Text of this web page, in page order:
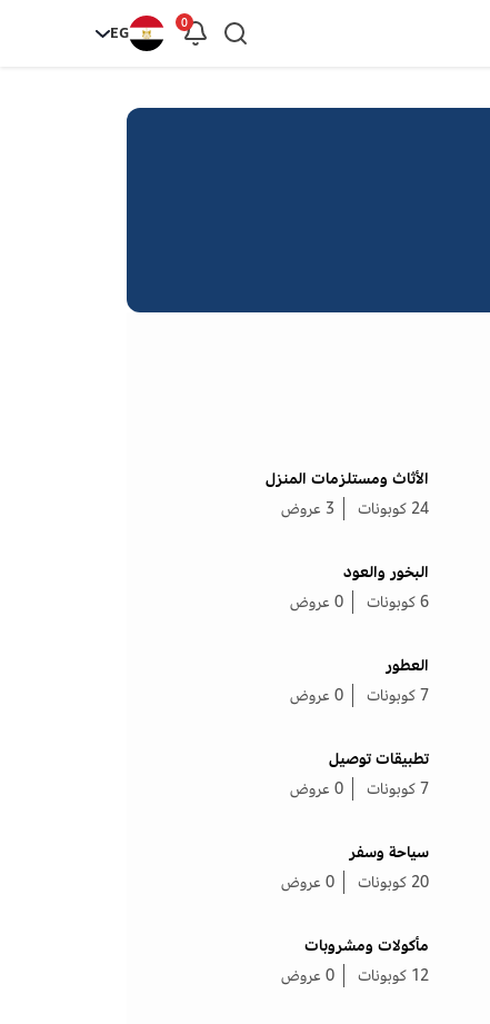
0
EG
الأثاث ومستلزمات المنزل
24 كوبونات
3 عروض
البخور والعود
6 كوبونات
0 عروض
العطور
7 كوبونات
0 عروض
تطبيقات توصيل
7 كوبونات
0 عروض
سياحة وسفر
20 كوبونات
0 عروض
مأكولات ومشروبات
12 كوبونات
0 عروض